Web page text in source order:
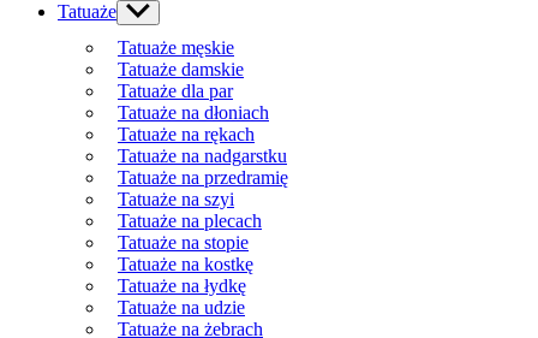
Tatuaże Show
sub
menu
Tatuaże męskie
Tatuaże damskie
Tatuaże dla par
Tatuaże na dłoniach
Tatuaże na rękach
Tatuaże na nadgarstku
Tatuaże na przedramię
Tatuaże na szyi
Tatuaże na plecach
Tatuaże na stopie
Tatuaże na kostkę
Tatuaże na łydkę
Tatuaże na udzie
Tatuaże na żebrach